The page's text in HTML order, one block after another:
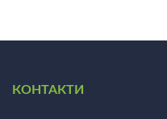
КОНТАКТИ